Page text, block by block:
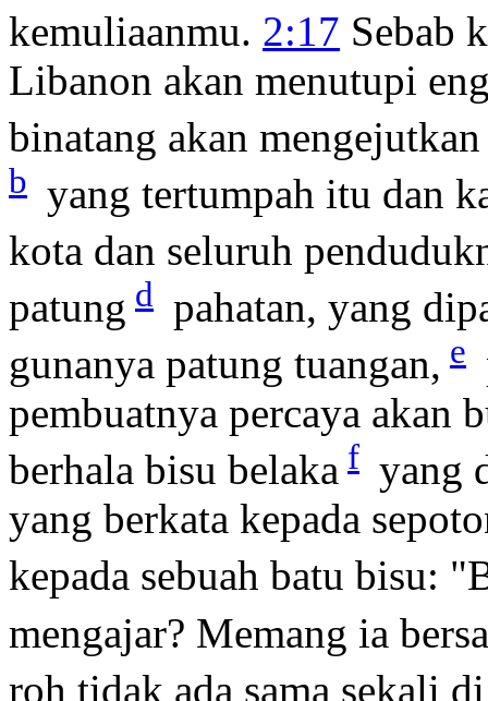
kemuliaanmu. 2:17 Sebab
Libanon akan menutupi
binatang akan
b yang tertumpah itu dan
kota dan seluruh
patung d pahatan, yang
gunanya patung tuangan, e
pembuatnya percaya akan
berhala bisu belaka f yang
yang berkata kepada
kepada sebuah batu bisu:
mengajar? Memang ia
roh tidak ada sama sekali